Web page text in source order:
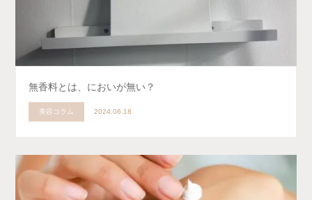
無香料とは、においが無い？
美容コラム 2024.06.18